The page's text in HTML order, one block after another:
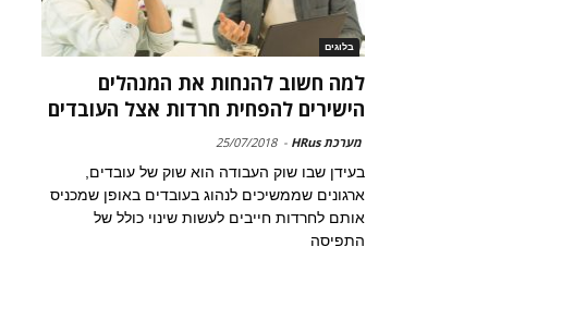
בלוגים
למה חשוב להנחות את המנהלים
הישירים להפחית חרדות אצל העובדים
מערכת HRus -
25/07/2018
בעידן שבו שוק העבודה הוא שוק של עובדים,
ארגונים שממשיכים לנהוג בעובדים באופן שמכניס
אותם לחרדות חייבים לעשות שינוי כולל של
התפיסה